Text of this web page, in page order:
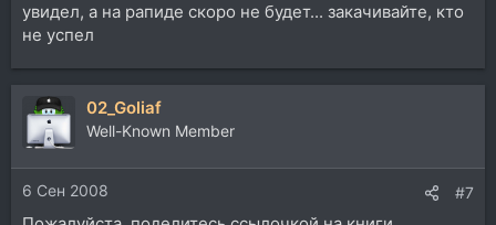
увидел, а на рапиде скоро не будет... закачивайте, кто
не успел
02_Goliaf
Well-Known Member
6 Сен 2008 #7